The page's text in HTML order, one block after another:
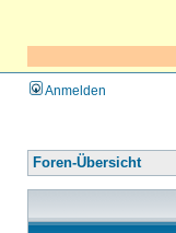
Anmelden
Foren-Übersicht